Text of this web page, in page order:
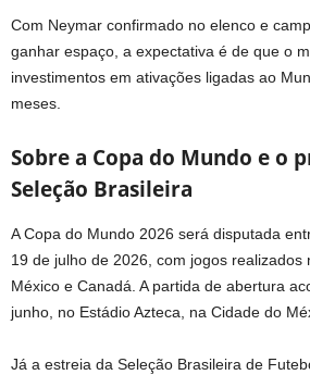
Com Neymar confirmado no elenco e
ganhar espaço, a expectativa é de que o
investimentos em ativações ligadas ao
meses.
Sobre a Copa do Mundo e o
Seleção Brasileira
A Copa do Mundo 2026 será disputada
19 de julho de 2026, com jogos realizados
México e Canadá. A partida de abertura
junho, no Estádio Azteca, na Cidade do
Já a estreia da Seleção Brasileira de